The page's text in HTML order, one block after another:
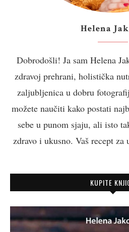
Helena
Dobrodošli! Ja sam Helena
zdravoj prehrani, holistička
zaljubljenica u dobru
možete naučiti kako postati
sebe u punom sjaju, ali isto
zdravo i ukusno. Vaš recept
KUPITE